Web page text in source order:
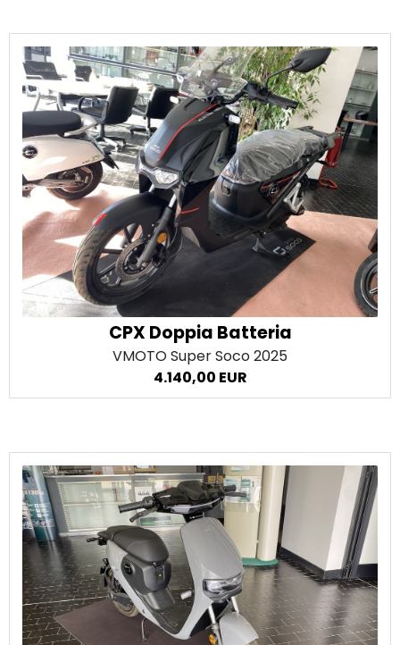
CPX Doppia Batteria
VMOTO Super Soco2025
4.140,00 EUR